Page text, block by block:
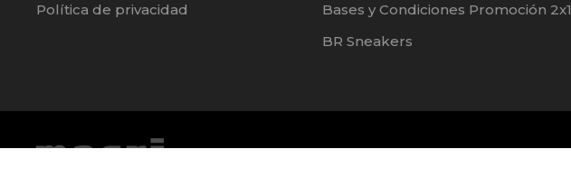
Política de privacidad
Bases y Condiciones Promoción 2x1
BR Sneakers